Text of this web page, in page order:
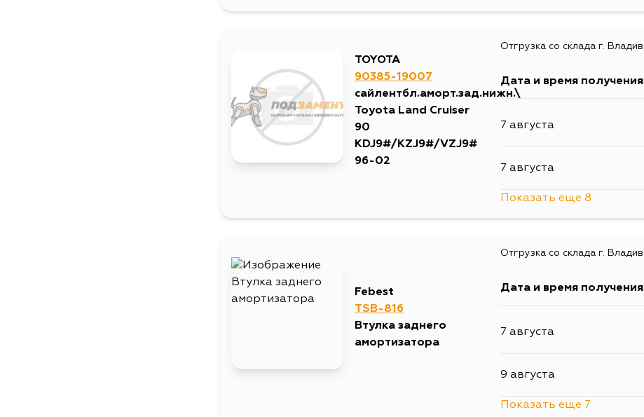
29 августа
4 сентября
10 августа
12 августа
2 сентября
5 сентября
TOYOTA
90385-19007
сайлентбл.аморт.зад.нижн.\
Toyota Land Cruiser
90
KDJ9#/KZJ9#/VZJ9#
96-02
Отгрузка со склада г.
Дата и время получения
7 августа
7 августа
7 августа
8 августа
10 августа
10 августа
Показать еще 8
Febest
TSB-816
Втулка заднего
амортизатора
Отгрузка со склада г.
Дата и время получения
7 августа
9 августа
Показать еще 7